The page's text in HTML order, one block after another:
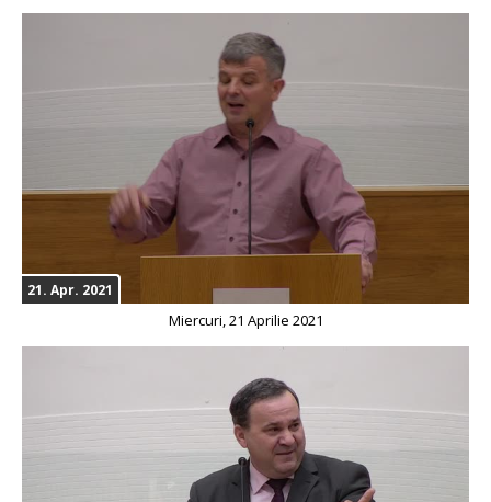
21. Apr. 2021
Miercuri, 21 Aprilie 2021